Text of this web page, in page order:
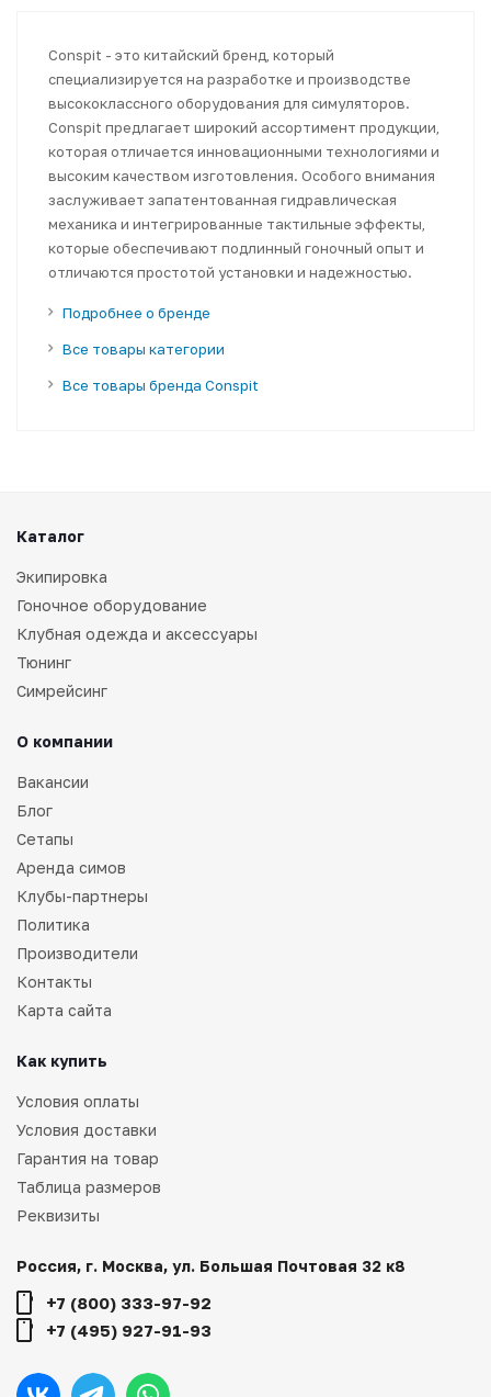
Conspit - это китайский бренд, который
специализируется на разработке и производстве
высококлассного оборудования для симуляторов.
Conspit предлагает широкий ассортимент продукции,
которая отличается инновационными технологиями и
высоким качеством изготовления. Особого внимания
заслуживает запатентованная гидравлическая
механика и интегрированные тактильные эффекты,
которые обеспечивают подлинный гоночный опыт и
отличаются простотой установки и надежностью.
Подробнее о бренде
Все товары категории
Все товары бренда Conspit
Каталог
Экипировка
Гоночное оборудование
Клубная одежда и аксессуары
Тюнинг
Симрейсинг
О компании
Вакансии
Блог
Сетапы
Аренда симов
Клубы-партнеры
Политика
Производители
Контакты
Карта сайта
Как купить
Условия оплаты
Условия доставки
Гарантия на товар
Таблица размеров
Реквизиты
Россия, г. Москва, ул. Большая Почтовая 32 к8
+7 (800) 333-97-92
+7 (495) 927-91-93